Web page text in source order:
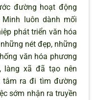
đường hoạt động
luôn dành mối
phát triển văn hóa
nét đẹp, những
văn hóa phương
làng xã đã tạo nên
tâm ra đi tìm đường
sớm nhận ra truyền